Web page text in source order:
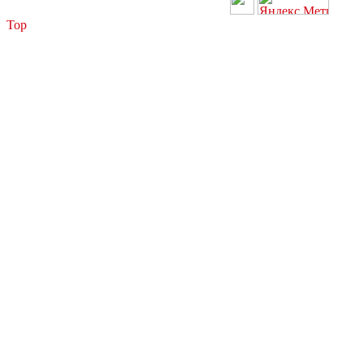
Top